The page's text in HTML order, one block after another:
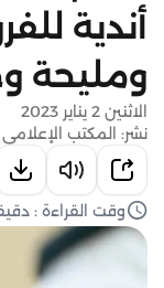
أندية
ومليحة
الاثنين 2 يناير 2023
نشر: المكتب
وقت القراءة :